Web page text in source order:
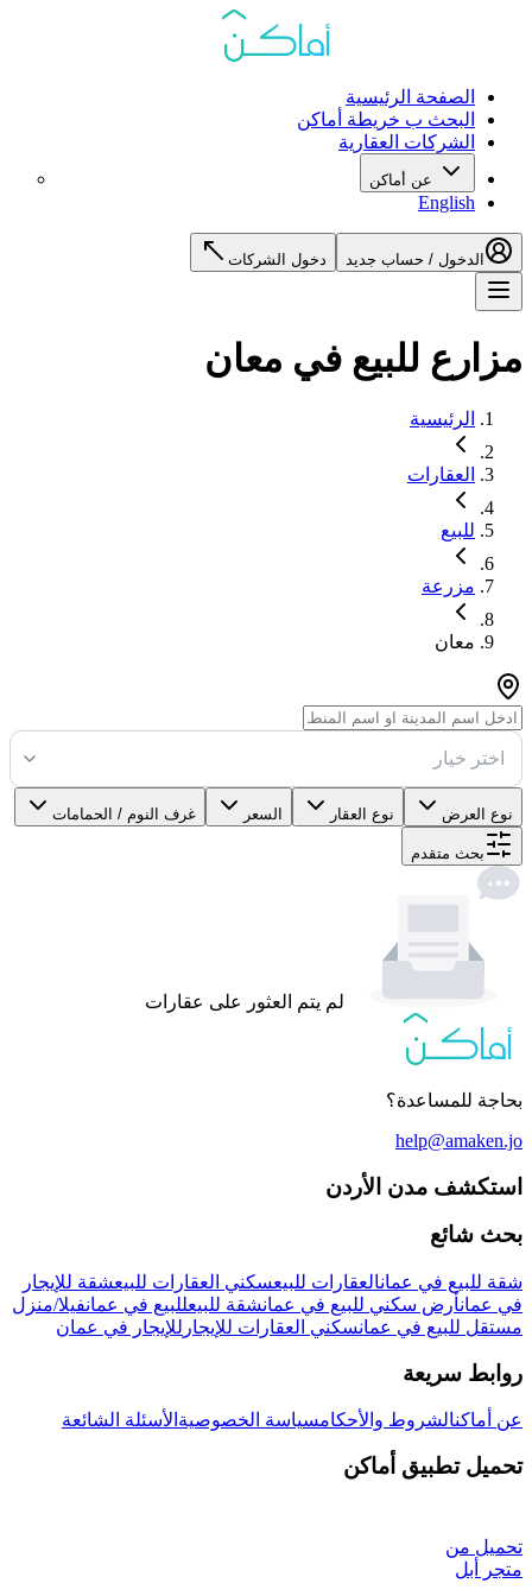
الصفحة الرئيسية
البحث ب خريطة أماكن
الشركات العقارية
عن أماكن
English
الدخول / حساب جديد دخول الشركات
مزارع للبيع في معان
الرئيسية
العقارات
للبيع
مزرعة
معان
اختر خيار
نوع العرض نوع العقار السعر غرف النوم / الحمامات
بحث متقدم
لم يتم العثور على عقارات
بحاجة للمساعدة؟
help@amaken.jo
استكشف مدن الأردن
بحث شائع
شقة للبيع في عمانالعقارات للبيعسكني العقارات للبيعشقة للإيجار
في عمانأرض سكني للبيع في عمانشقة للبيعللبيع في عمانفيلا/منزل
مستقل للبيع في عمانسكني العقارات للإيجار للإيجار في عمان
روابط سريعة
عن أماكنالشروط والأحكامسياسة الخصوصية الأسئلة الشائعة
تحميل تطبيق أماكن
تحميل من
متجر أبل